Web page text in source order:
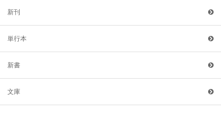
新刊
単行本
新書
文庫